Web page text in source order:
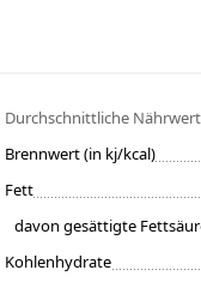
Durchschnittliche
Brennwert (in kj/kcal)
Fett
davon gesättigte
Kohlenhydrate